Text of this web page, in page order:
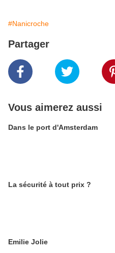
#Nanicroche
Partager
Vous aimerez aussi
Dans le port d'Amsterdam
La sécurité à tout prix ?
Emilie Jolie